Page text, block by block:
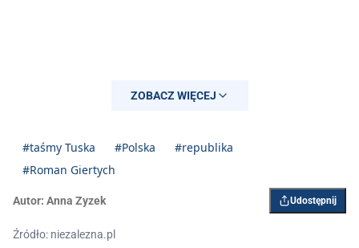
ZOBACZ WIĘCEJ
#taśmy Tuska #Polska
#republika
#Roman Giertych
Autor: Anna Zyzek Udostępnij
Źródło: niezalezna.pl